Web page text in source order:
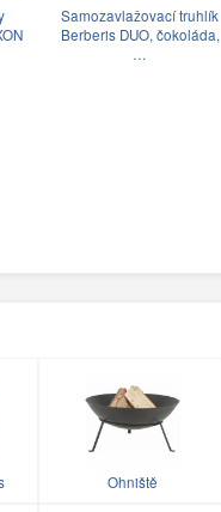
Samozavlažovací truhlík
Berberis DUO, čokoláda,
…
Ohniště